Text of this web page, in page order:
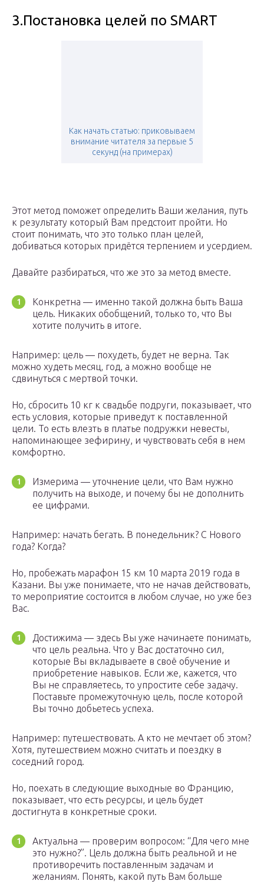
3.Постановка целей по SMART
Как начать статью: приковываем
внимание читателя за первые 5
секунд (на примерах)
Этот метод поможет определить Ваши желания, путь
к результату который Вам предстоит пройти. Но
стоит понимать, что это только план целей,
добиваться которых придётся терпением и усердием.
Давайте разбираться, что же это за метод вместе.
Конкретна — именно такой должна быть Ваша
цель. Никаких обобщений, только то, что Вы
хотите получить в итоге.
Например: цель — похудеть, будет не верна. Так
можно худеть месяц, год, а можно вообще не
сдвинуться с мертвой точки.
Но, сбросить 10 кг к свадьбе подруги, показывает, что
есть условия, которые приведут к поставленной
цели. То есть влезть в платье подружки невесты,
напоминающее зефирину, и чувствовать себя в нем
комфортно.
Измерима — уточнение цели, что Вам нужно
получить на выходе, и почему бы не дополнить
ее цифрами.
Например: начать бегать. В понедельник? С Нового
года? Когда?
Но, пробежать марафон 15 км 10 марта 2019 года в
Казани. Вы уже понимаете, что не начав действовать,
то мероприятие состоится в любом случае, но уже без
Вас.
Достижима — здесь Вы уже начинаете понимать,
что цель реальна. Что у Вас достаточно сил,
которые Вы вкладываете в своё обучение и
приобретение навыков. Если же, кажется, что
Вы не справляетесь, то упростите себе задачу.
Поставьте промежуточную цель, после которой
Вы точно добьетесь успеха.
Например: путешествовать. А кто не мечтает об этом?
Хотя, путешествием можно считать и поездку в
соседний город.
Но, поехать в следующие выходные во Францию,
показывает, что есть ресурсы, и цель будет
достигнута в конкретные сроки.
Актуальна — проверим вопросом: “Для чего мне
это нужно?”. Цель должна быть реальной и не
противоречить поставленным задачам и
желаниям. Понять, какой путь Вам больше